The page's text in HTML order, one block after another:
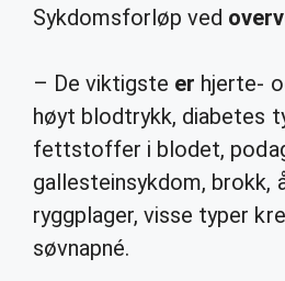
Sykdomsforløp ved
– De viktigste er hjerte-
høyt blodtrykk, diabetes
fettstoffer i blodet,
gallesteinsykdom, brokk,
ryggplager, visse typer
søvnapné.